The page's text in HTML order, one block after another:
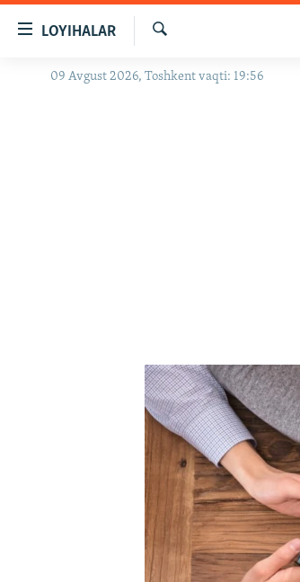
Бош
LOYIHALAR
OZODLIK SURISHTIRUVLARI
Излаш
09 Avgust 2026, Toshkent vaqti: 19:56